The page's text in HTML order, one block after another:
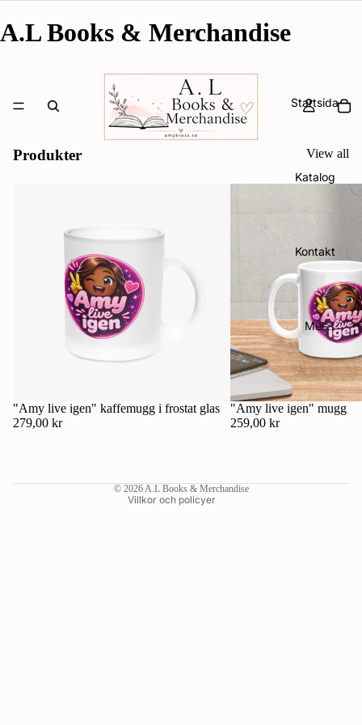
A.L Books & Merchandise
Startsida
Katalog
Kontakt
Mer
Produkter View all
"Amy live igen" kaffemugg i frostat glas
279,00 kr
"Amy live igen" mugg
259,00 kr
© 2026A.L Books & Merchandise
Villkor och policyer
Integritetspolicy
Återbetalningspolicy